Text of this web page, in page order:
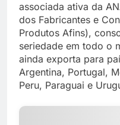
associada ativa da
dos Fabricantes e
Produtos Afins),
seriedade em todo o
ainda exporta para
Argentina, Portugal,
Peru, Paraguai e